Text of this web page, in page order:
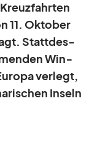
11. Ok­to­ber
Statt­des­
Win­
ver­legt,
In­seln